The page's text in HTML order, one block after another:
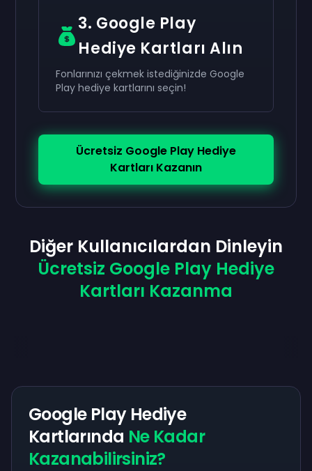
3. Google Play
Hediye Kartları Alın
Fonlarınızı çekmek istediğinizde Google
Play hediye kartlarını seçin!
Ücretsiz Google Play Hediye
Kartları Kazanın
Diğer Kullanıcılardan Dinleyin
Ücretsiz Google Play Hediye
Kartları Kazanma
Google Play Hediye
Kartlarında Ne Kadar
Kazanabilirsiniz?